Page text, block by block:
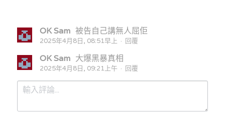
OK Sam 被告自己講無人屈佢
2025年4月8日, 08:51早上 · 回覆
OK Sam 大爆黑暴真相
2025年4月8日, 09:21上午 · 回覆